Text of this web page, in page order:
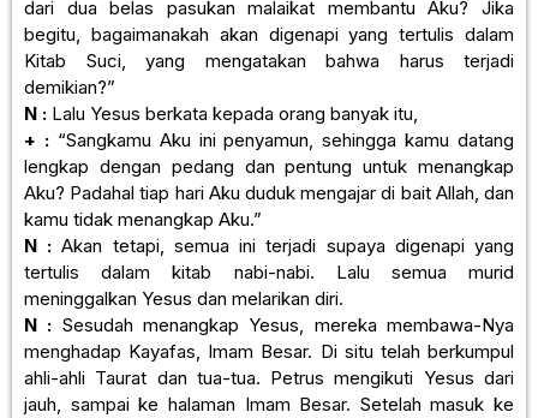
dari dua belas pasukan malaikat membantu Aku? Jika
begitu, bagaimanakah akan digenapi yang tertulis dalam
Kitab Suci, yang mengatakan bahwa harus terjadi
demikian?”
N : Lalu Yesus berkata kepada orang banyak itu,
+ :“Sangkamu Aku ini penyamun, sehingga kamu datang
lengkap dengan pedang dan pentung untuk menangkap
Aku? Padahal tiap hari Aku duduk mengajar di bait Allah, dan
kamu tidak menangkap Aku.”
N : Akan tetapi, semua ini terjadi supaya digenapi yang
tertulis dalam kitab nabi-nabi. Lalu semua murid
meninggalkan Yesus dan melarikan diri.
N : Sesudah menangkap Yesus, mereka membawa-Nya
menghadap Kayafas, Imam Besar. Di situ telah berkumpul
ahli-ahli Taurat dan tua-tua. Petrus mengikuti Yesus dari
jauh, sampai ke halaman Imam Besar. Setelah masuk ke